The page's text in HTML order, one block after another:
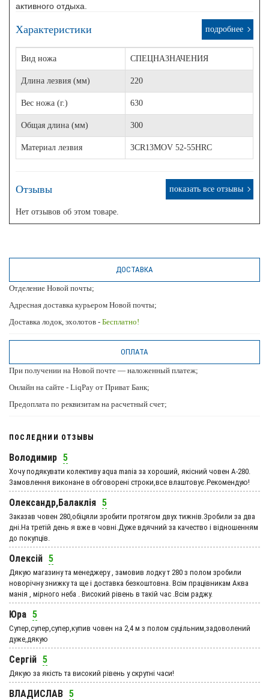
активного отдыха.
Характеристики подробнее
Вид ножа СПЕЦНАЗНАЧЕНИЯ
Длина лезвия (мм) 220
Вес ножа (г.) 630
Общая длина (мм) 300
Материал лезвия 3CR13MOV 52-55HRC
Отзывы показать все отзывы
Нет отзывов об этом товаре.
ДОСТАВКА
Отделение Новой почты;
Адресная доставка курьером Новой почты;
Доставка лодок, эхолотов - Бесплатно!
ОПЛАТА
При получении на Новой почте — наложенный платеж;
Онлайн на сайте - LiqPay от Приват Банк;
Предоплата по реквизитам на расчетный счет;
ПОСЛЕДНИИ ОТЗЫВЫ
Володимир 5
Хочу подякувати колективу aqua mania за хороший, якісний човен А-280.
Замовлення виконане в обговорені строки,все влаштовує.Рекомендую!
Олександр,Балаклія 5
Заказав човен 280,обіцяли зробити протягом двух тижнів.Зробили за два
дні.На третій день я вже в човні.Дуже вдячний за качество і відношенням
до покупців.
Олексій 5
Дякую магазину та менеджеру , замовив лодку т 280 з полом зробили
новорічну знижку та ще і доставка безкоштовна. Всім працівникам Аква
манія , мірного неба . Високий рівень в такій час .Всім раджу.
Юра 5
Супер,супер,супер,купив човен на 2,4 м з полом суцільним,задоволений
дуже,дякую
Сергій 5
Дякую за якість та високий рівень у скрутні часи!
ВЛАДИСЛАВ 5